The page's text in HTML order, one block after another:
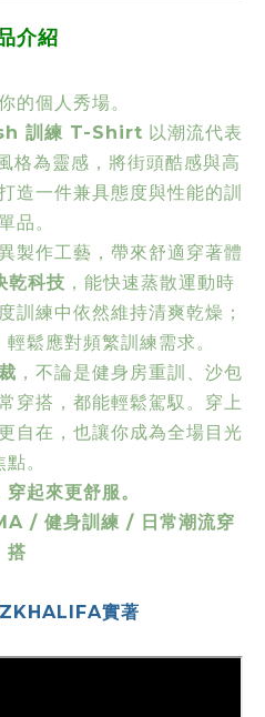
介紹
的個人秀場。
訓練 T-Shirt 以潮流代表
格為靈感，將街頭酷感與高
造一件兼具態度與性能的訓
品。
製作工藝，帶來舒適穿著體
科技 ，能快速蒸散運動時
訓練中依然維持清爽乾燥；
鬆應對頻繁訓練需求。
，不論是健身房重訓、沙包
穿搭，都能輕鬆駕馭。穿上
自在，也讓你成為全場目光
點。
起來更舒服。
/ 健身訓練 / 日常潮流穿
搭
實著